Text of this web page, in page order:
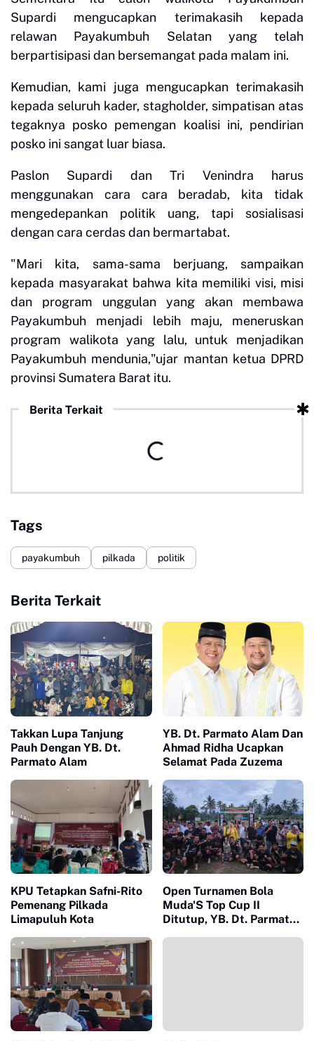
Supardi mengucapkan terimakasih kepada
relawan Payakumbuh Selatan yang telah
berpartisipasi dan bersemangat pada malam ini.
Kemudian, kami juga mengucapkan terimakasih
kepada seluruh kader, stagholder, simpatisan atas
tegaknya posko pemengan koalisi ini, pendirian
posko ini sangat luar biasa.
Paslon Supardi dan Tri Venindra harus
menggunakan cara cara beradab, kita tidak
mengedepankan politik uang, tapi sosialisasi
dengan cara cerdas dan bermartabat.
"Mari kita, sama-sama berjuang, sampaikan
kepada masyarakat bahwa kita memiliki visi, misi
dan program unggulan yang akan membawa
Payakumbuh menjadi lebih maju, meneruskan
program walikota yang lalu, untuk menjadikan
Payakumbuh mendunia,"ujar mantan ketua DPRD
provinsi Sumatera Barat itu.
Berita Terkait
Tags
payakumbuh pilkada politik
Berita Terkait
Takkan Lupa Tanjung
Pauh Dengan YB. Dt.
Parmato Alam
YB. Dt. Parmato Alam Dan
Ahmad Ridha Ucapkan
Selamat Pada Zuzema
KPU Tetapkan Safni-Rito
Pemenang Pilkada
Limapuluh Kota
Open Turnamen Bola
Muda'S Top Cup II
Ditutup, YB. Dt. Parmato